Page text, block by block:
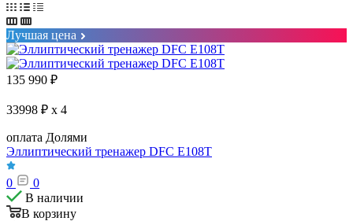
Лучшая цена
135 990 ₽
33998 ₽ x 4
оплата Долями
Эллиптический тренажер DFC E108T
0
0
В наличии
В корзину